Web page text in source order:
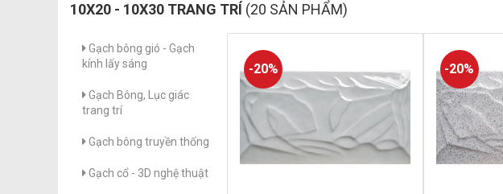
10X20 - 10X30 TRANG TRÍ (20 SẢN PHẨM)
Gạch bông gió - Gạch
kính lấy sáng
Gạch Bông, Lục giác
trang trí
Gạch bông truyền thống
Gạch cổ - 3D nghệ thuật
-20% -20%